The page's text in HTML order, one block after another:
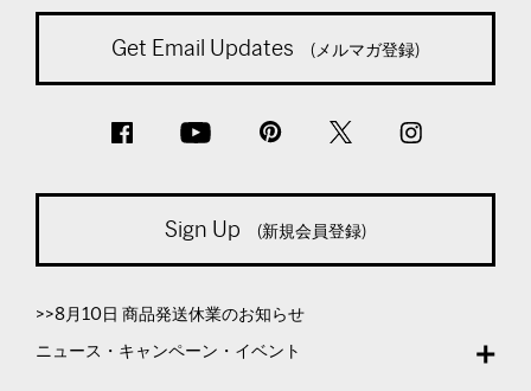
Get Email Updates (メルマガ登録)
Sign Up (新規会員登録)
>>8月10日 商品発送休業のお知らせ
ニュース・キャンペーン・イベント